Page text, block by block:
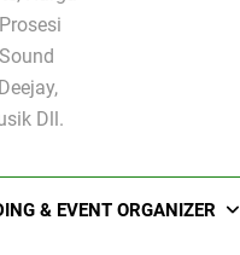
Dll.
& EVENT ORGANIZER